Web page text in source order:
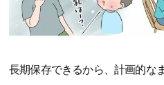
長期保存できるから、計画的な